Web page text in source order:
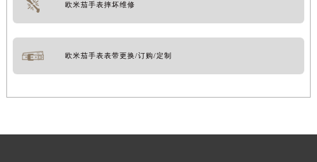
欧米茄手表摔坏维修
欧米茄手表表带更换/订购/定制